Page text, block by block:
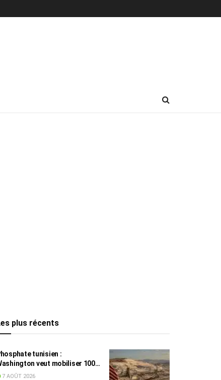
plus récents
tunisien :
veut mobiliser 100
de dollars, avec la Chine
7 AOÛT 2026